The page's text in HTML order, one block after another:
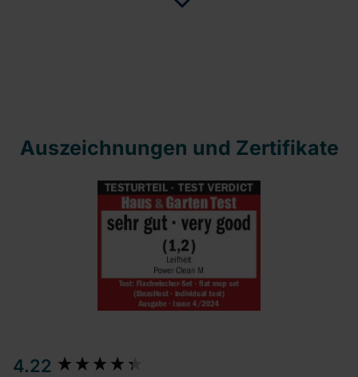
Auszeichnungen und Zertifikate
4.22
New content loaded